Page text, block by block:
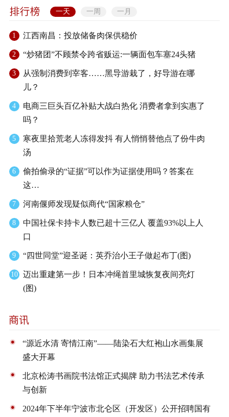
一天 一周 一月
1 江西南昌：投放储备肉保供稳价
2 “炒猪团”不顾禁令跨省贩运:一辆面包车塞24头猪
3
从强制消费到宰客……黑导游栽了，好导游在哪
儿？
4
电商三巨头百亿补贴大战白热化 消费者拿到实惠了
吗？
5
寒夜里拾荒老人冻得发抖 有人悄悄替他点了份牛肉
汤
6
偷拍偷录的“证据”可以作为证据使用吗？答案在
这…
7 河南偃师发现疑似商代“国家粮仓”
8
中国社保卡持卡人数已超十三亿人 覆盖93%以上人
口
9 “四世同堂”迎圣诞：英乔治小王子做起布丁(图)
10
迈出重建第一步！日本冲绳首里城恢复夜间亮灯
(图)
“源近水清 寄情江南”——陆染石大红袍山水画集展
盛大开幕
北京松涛书画院书法馆正式揭牌 助力书法艺术传承
与创新
2024年下半年宁波市北仑区（开发区）公开招聘国有